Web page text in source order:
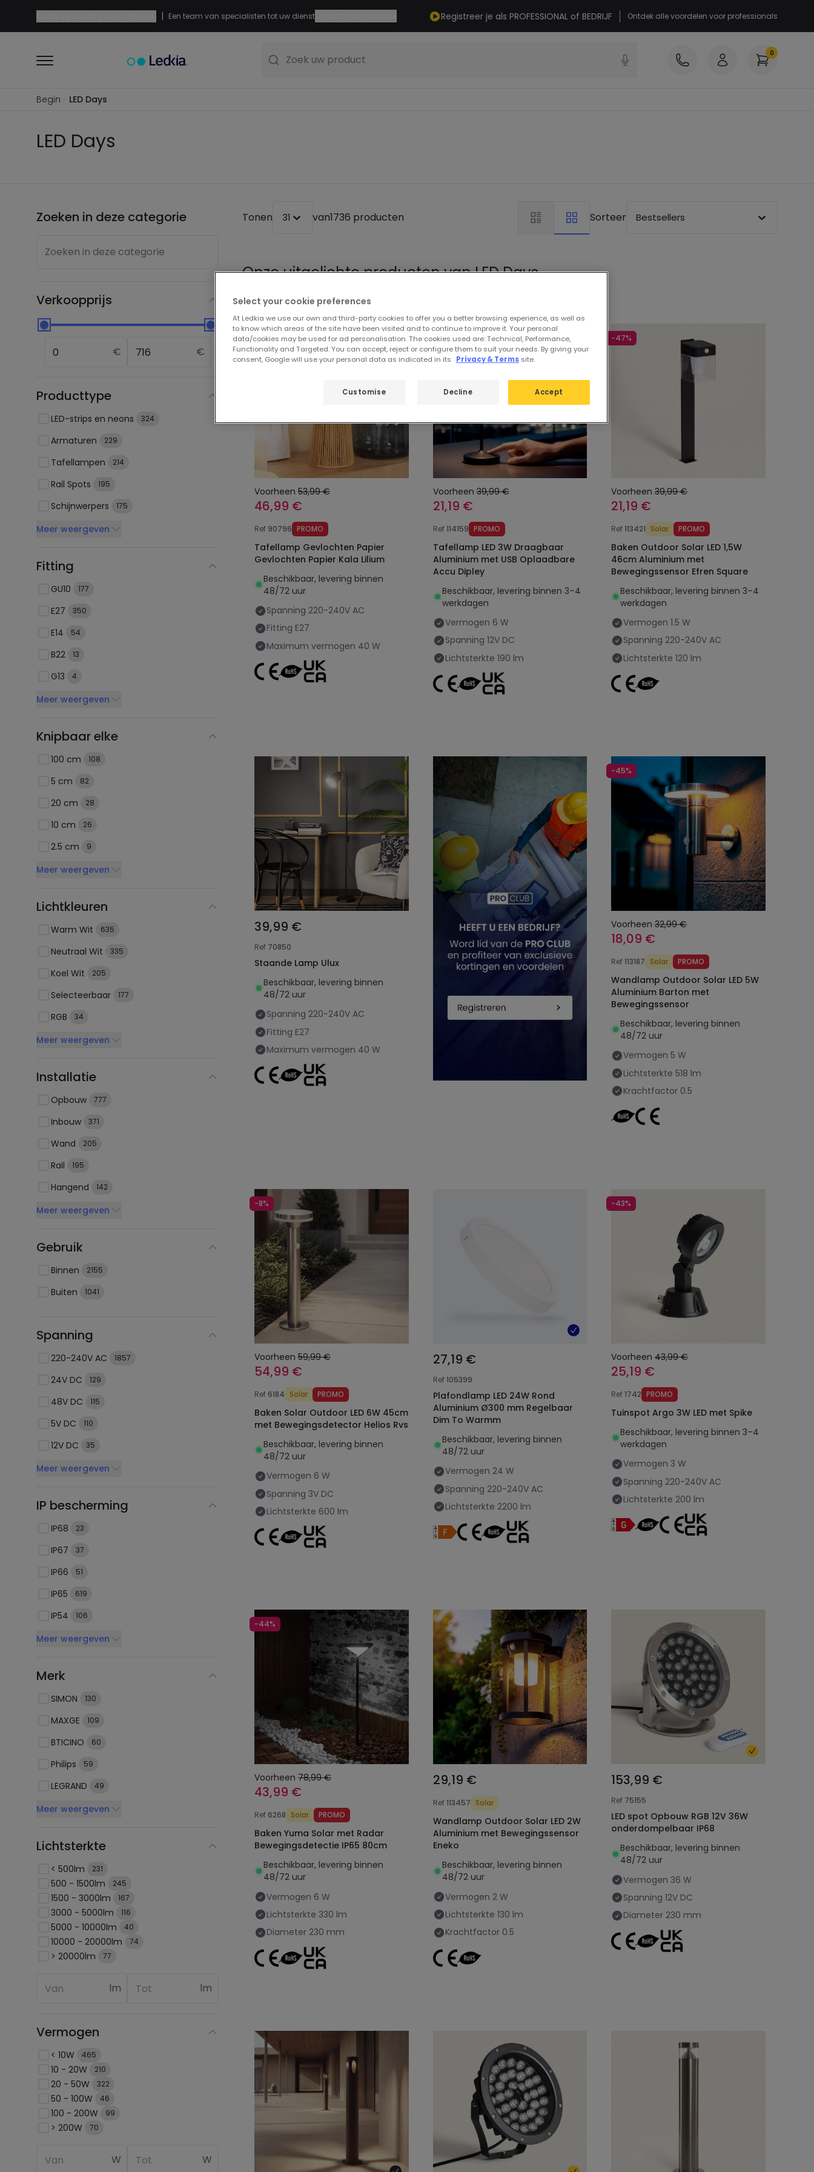
| Een team van specialisten tot uw dienst Registreer je als PROFESSIONAL of BEDRIJF Ontdek alle voordelen voor professionals
Zoek uw product 0
Begin LED Days
LED Days
Zoeken in deze categorie
Zoeken in deze categorie
Verkoopprijs
€ €
Producttype
LED-strips en neons 324
Armaturen 229
Tafellampen 214
Rail Spots 195
Schijnwerpers 175
Meer weergeven
Fitting
GU10 177
E27 350
E14 54
B22 13
G13 4
Meer weergeven
Knipbaar elke
100 cm 108
5 cm 82
20 cm 28
10 cm 26
2.5 cm 9
Meer weergeven
Lichtkleuren
Warm Wit 635
Neutraal Wit 335
Koel Wit 205
Selecteerbaar 177
RGB 34
Meer weergeven
Installatie
Opbouw 777
Inbouw 371
Wand 205
Rail 195
Hangend 142
Meer weergeven
Gebruik
Binnen 2155
Buiten 1041
Spanning
220-240V AC 1857
24V DC 129
48V DC 115
5V DC 110
12V DC 35
Meer weergeven
IP bescherming
IP68 23
IP67 37
IP66 51
IP65 619
IP54 106
Meer weergeven
Merk
SIMON 130
MAXGE 109
BTICINO 60
Philips 59
LEGRAND 49
Meer weergeven
Lichtsterkte
< 500lm 231
500 - 1500lm 245
1500 - 3000lm 167
3000 - 5000lm 116
5000 - 10000lm 40
10000 - 20000lm 74
> 20000lm 77
lm lm
Vermogen
< 10W 465
10 - 20W 210
20 - 50W 322
50 - 100W 46
100 - 200W 99
> 200W 70
W W
Tonen 31 van1736 producten Sorteer Bestsellers
Onze uitgelichte producten vanLED Days
-13%
Voorheen 53,99 €
46,99 €
Ref 90796 PROMO
Tafellamp Gevlochten Papier
Gevlochten Papier Kala Lilium
Beschikbaar, levering binnen
48/72 uur
Spanning 220-240V AC
Fitting E27
Maximum vermogen 40 W
-47%
Voorheen 39,99 €
21,19 €
Ref114159 PROMO
Tafellamp LED 3W Draagbaar
Aluminium met USB Oplaadbare
Accu Dipley
Beschikbaar, levering binnen 3–4
werkdagen
Vermogen 6 W
Spanning 12V DC
Lichtsterkte 190 lm
-47%
Voorheen 39,99 €
21,19 €
Ref113421 Solar PROMO
Baken Outdoor Solar LED 1,5W
46cm Aluminium met
Bewegingssensor Efren Square
Beschikbaar, levering binnen 3–4
werkdagen
Vermogen 1.5 W
Spanning 220-240V AC
Lichtsterkte 120 lm
39,99 €
Ref 70850
Staande Lamp Ulux
Beschikbaar, levering binnen
48/72 uur
Spanning 220-240V AC
Fitting E27
Maximum vermogen 40 W
-45%
Voorheen 32,99 €
18,09 €
Ref113187 Solar PROMO
Wandlamp Outdoor Solar LED 5W
Aluminium Barton met
Bewegingssensor
Beschikbaar, levering binnen
48/72 uur
Vermogen 5 W
Lichtsterkte 518 lm
Krachtfactor 0.5
-8%
Voorheen 59,99 €
54,99 €
Ref 6184 Solar PROMO
Baken Solar Outdoor LED 6W 45cm
met Bewegingsdetector Helios Rvs
Beschikbaar, levering binnen
48/72 uur
Vermogen 6 W
Spanning 3V DC
Lichtsterkte 600 lm
27,19 €
Ref105399
Plafondlamp LED 24W Rond
Aluminium Ø300 mm Regelbaar
Dim To Warmm
Beschikbaar, levering binnen
48/72 uur
Vermogen 24 W
Spanning 220-240V AC
Lichtsterkte 2200 lm
-43%
Voorheen 43,99 €
25,19 €
Ref1742 PROMO
Tuinspot Argo 3W LED met Spike
Beschikbaar, levering binnen 3–4
werkdagen
Vermogen 3 W
Spanning 220-240V AC
Lichtsterkte 200 lm
-44%
Voorheen 78,99 €
43,99 €
Ref 6268 Solar PROMO
Baken Yuma Solar met Radar
Bewegingsdetectie IP65 80cm
Beschikbaar, levering binnen
48/72 uur
Vermogen 6 W
Lichtsterkte 330 lm
Diameter 230 mm
29,19 €
Ref113457 Solar
Wandlamp Outdoor Solar LED 2W
Aluminium met Bewegingssensor
Eneko
Beschikbaar, levering binnen
48/72 uur
Vermogen 2 W
Lichtsterkte 130 lm
Krachtfactor 0.5
153,99 €
Ref 75155
LED spot Opbouw RGB 12V 36W
onderdompelbaar IP68
Beschikbaar, levering binnen
48/72 uur
Vermogen 36 W
Spanning 12V DC
Diameter 230 mm
Select your cookie preferences
At Ledkia we use our own and third-party cookies to offer you a better browsing experience, as well as
to know which areas of the site have been visited and to continue to improve it. Your personal
data/cookies may be used for ad personalisation. The cookies used are: Technical, Performance,
Functionality and Targeted. You can accept, reject or configure them to suit your needs. By giving your
consent, Google will use your personal data as indicated in its
Privacy & Terms site.
Decline Accept
Customise